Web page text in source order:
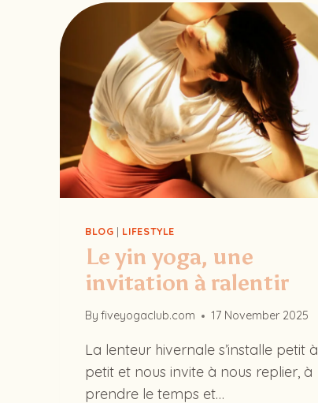
IDÉES
REÇUES
BLOG | LIFESTYLE
Le yin yoga, une
invitation à ralentir
By fiveyogaclub.com 17 November 2025
La lenteur hivernale s’installe petit à
petit et nous invite à nous replier, à
prendre le temps et…